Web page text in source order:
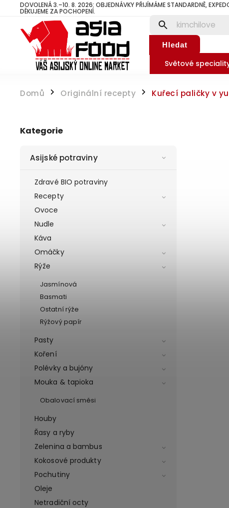
DOVOLENÁ 3.–10. 8. 2026: OBJEDNÁVKY PŘIJÍMÁME STANDARDNĚ,
DĚKUJEME ZA POCHOPENÍ.
Hledat
Světové
Domů / Originální recepty / Kuřecí paličky v
Kategorie
Asijské potraviny
Zdravé BIO potraviny
Recepty
Ovoce
Nudle
Káva
Omáčky
Rýže
Jasmínová
Basmati
Ostatní rýže
Rýžový papír
Pasty
Koření
Polévky a bujóny
Mouka & tapioka
Obalovací směsi
Houby
Řasy a ryby
Zelenina a bambus
Kokosové produkty
Pochutiny
Oleje
Netradiční octy